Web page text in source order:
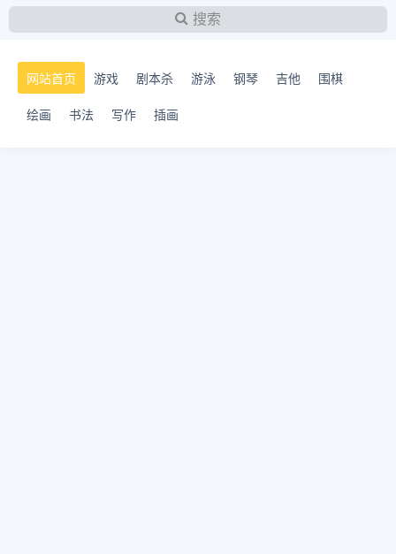
搜索
网站首页 游戏 剧本杀 游泳 钢琴 吉他 围棋
绘画 书法 写作 插画